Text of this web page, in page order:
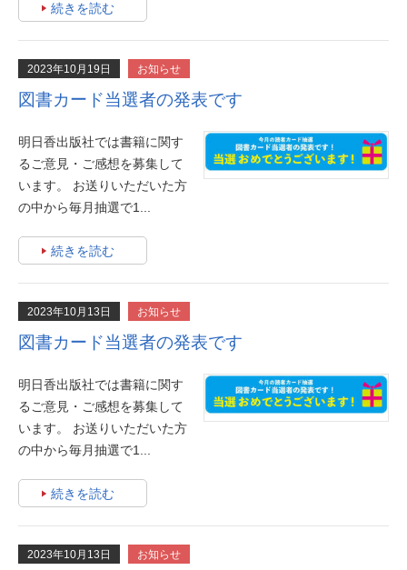
続きを読む
2023年10月19日 お知らせ
図書カード当選者の発表です
明日香出版社では書籍に関す
るご意見・ご感想を募集して
います。 お送りいただいた方
の中から毎月抽選で1...
続きを読む
2023年10月13日 お知らせ
図書カード当選者の発表です
明日香出版社では書籍に関す
るご意見・ご感想を募集して
います。 お送りいただいた方
の中から毎月抽選で1...
続きを読む
2023年10月13日 お知らせ